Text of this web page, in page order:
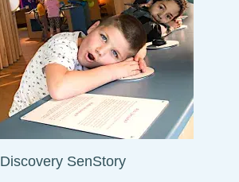
Discovery SenStory